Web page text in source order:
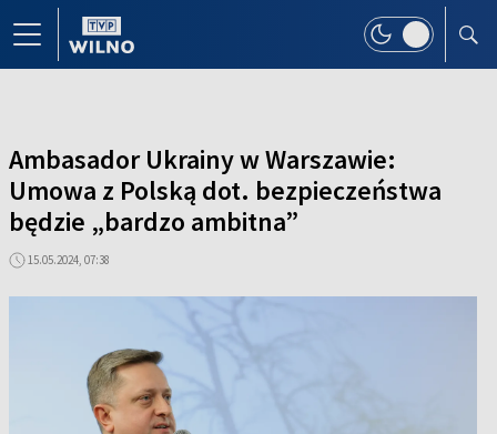
Ambasador Ukrainy w Warszawie:
Umowa z Polską dot. bezpieczeństwa
będzie „bardzo ambitna”
15.05.2024, 07:38